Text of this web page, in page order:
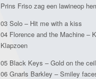
Prins Friso zag een lawineop
03 Solo – Hit me with a kiss
04 Florence and the Machine –
Klapzoen
05 Black Keys – Gold on the
06 Gnarls Barkley – Smiley